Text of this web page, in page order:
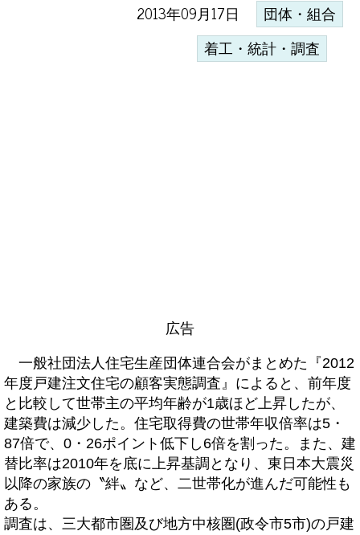
2013年09月17日 団体・組合
着工・統計・調査
広告
一般社団法人住宅生産団体連合会がまとめた『2012
年度戸建注文住宅の顧客実態調査』によると、前年度
と比較して世帯主の平均年齢が1歳ほど上昇したが、
建築費は減少した。住宅取得費の世帯年収倍率は5・
87倍で、0・26ポイント低下し6倍を割った。また、建
替比率は2010年を底に上昇基調となり、東日本大震災
以降の家族の〝絆〟など、二世帯化が進んだ可能性も
ある。
調査は、三大都市圏及び地方中核圏(政令市5市)の戸建